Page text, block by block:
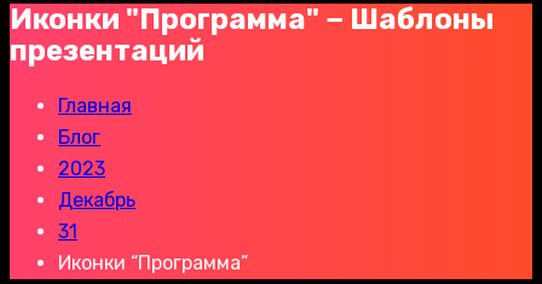
Иконки "Программа" − Шаблоны
презентаций
Главная
Блог
2023
Декабрь
31
Иконки “Программа”